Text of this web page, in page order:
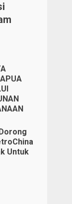
Untuk